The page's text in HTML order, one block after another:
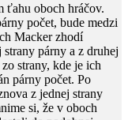
ťahu oboch hráčov.
počet, bude medzi
Macker zhodí
párny a z druhej
strany, kde je ich
párny počet. Po
z jednej strany
si, že v oboch